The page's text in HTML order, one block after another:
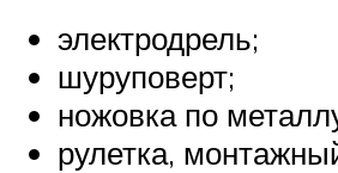
электродрель;
шуруповерт;
ножовка по
рулетка,